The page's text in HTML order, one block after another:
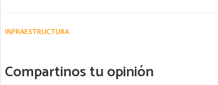
INFRAESTRUCTURA
Compartinos tu opinión